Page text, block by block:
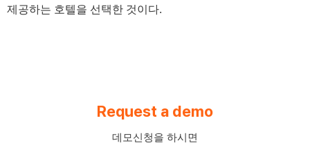
제공하는 호텔을 선택한 것이다.
Request a demo
데모신청을 하시면